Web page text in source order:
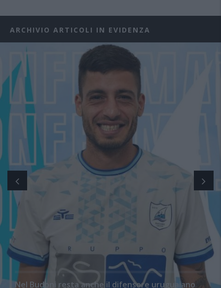
ARCHIVIO ARTICOLI IN EVIDENZA
Nel Budoni resta anche il difensore uruguaiano